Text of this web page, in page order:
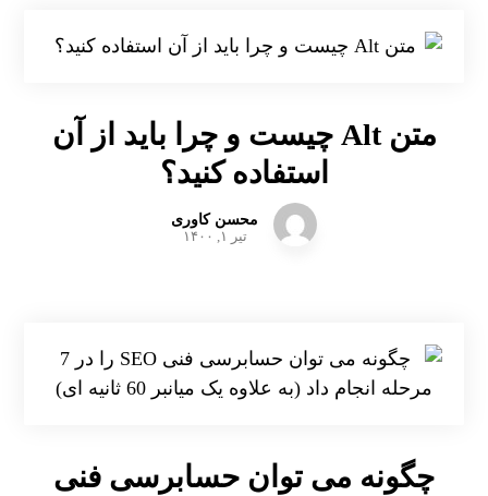
متن Alt چیست و چرا باید از آن
استفاده کنید؟
محسن کاوری
تیر ۱, ۱۴۰۰
چگونه می توان حسابرسی فنی